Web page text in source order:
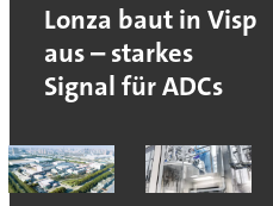
Lonza baut in Visp
aus – starkes
Signal für ADCs